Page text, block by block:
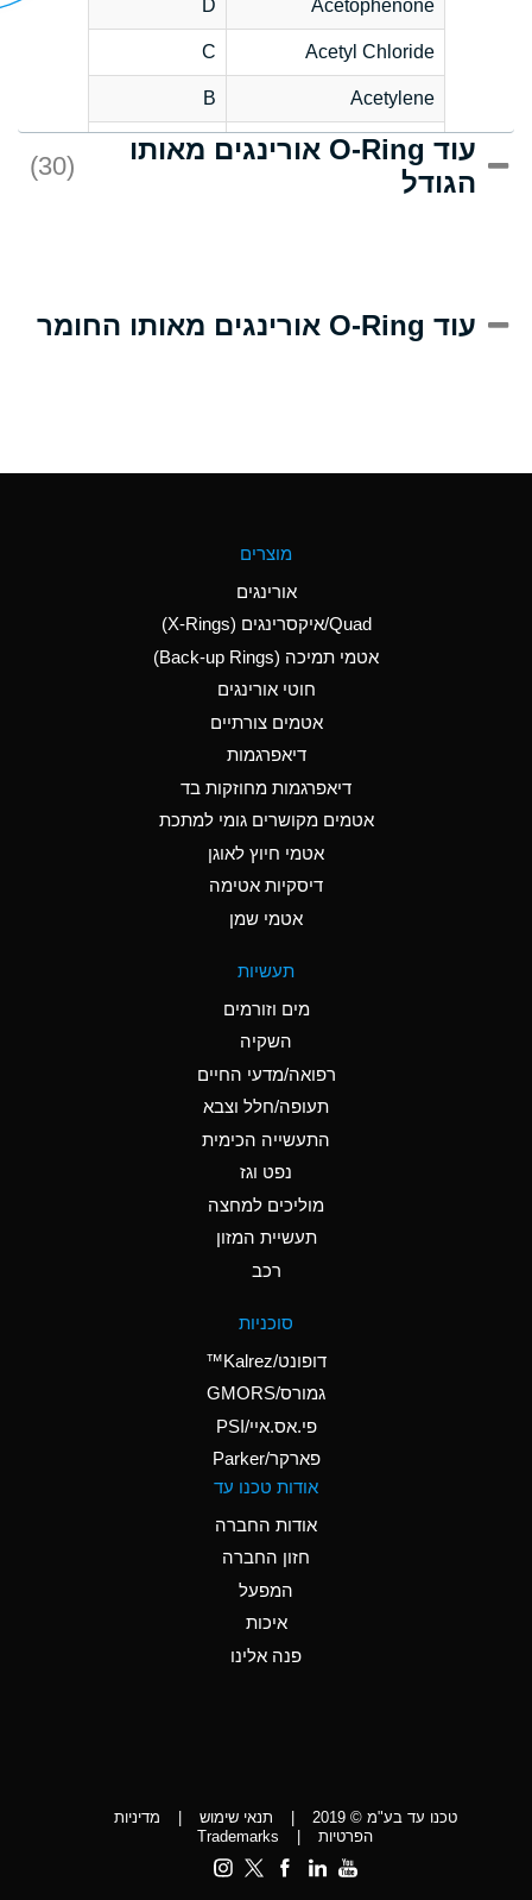
Acetophenone
D
Acetyl Chloride
C
Acetylene
B
Acrlylonitrile
D
Adipic Acid
(Aqueous)
Aluminum Nitrate
(Aqueous)
Aluminum Phosphate
Ammonia Anhydrous
C
Ammonia Gas (cold)
A
Ammonia Gas (hot)
Ammonium Hydroxide
A
Ammonium Nitrate
Ammonium Nitrite
Ammonium Persulfate
Ammonium Phosphate
A
Ammonium Sulfate
*
Amyl Acetate (Banana
Aniline
D
Aniline Dyes
C
עוד O-Ring אורינגים מאותו
הגודל
(30)
עוד O-Ring אורינגים מאותו החומר
מוצרים
אורינגים
Quad/איקסרינגים (X-Rings)
אטמי תמיכה (Back-up Rings)
חוטי אורינגים
אטמים צורתיים
דיאפרגמות
דיאפרגמות מחוזקות בד
אטמים מקושרים גומי למתכת
אטמי חיוץ לאוגן
דיסקיות אטימה
אטמי שמן
תעשיות
מים וזורמים
השקיה
רפואה/מדעי החיים
תעופה/חלל וצבא
התעשייה הכימית
נפט וגז
מוליכים למחצה
תעשיית המזון
רכב
סוכניות
דופונט/Kalrez™
גמורס/GMORS
פי.אס.איי/PSI
פארקר/Parker
אודות טכנו עד
אודות החברה
חזון החברה
המפעל
איכות
פנה אלינו
טכנו עד בע"מ © 2019 | תנאי שימוש |
מדיניות
הפרטיות
|
Trademarks